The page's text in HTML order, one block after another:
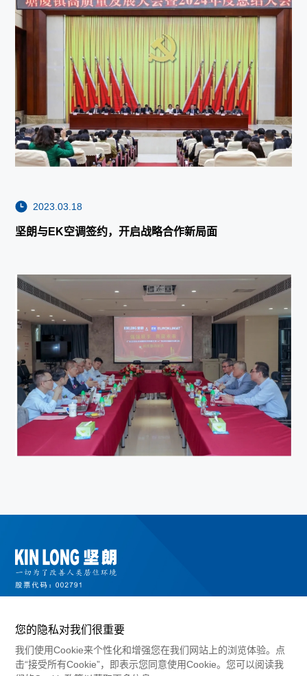
2023.03.18
坚朗与EK空调签约，开启战略合作新局面
您的隐私对我们很重要
我们使用Cookie来个性化和增强您在我们网站上的浏览体验。点
击“接受所有Cookie”，即表示您同意使用Cookie。您可以阅读我